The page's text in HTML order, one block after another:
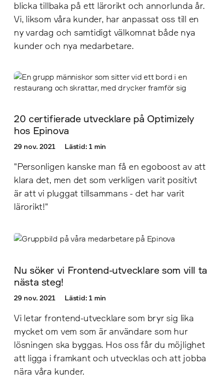
blicka tillbaka på ett lärorikt och annorlunda år.
Vi, liksom våra kunder, har anpassat oss till en
ny vardag och samtidigt välkomnat både nya
kunder och nya medarbetare.
20 certifierade utvecklare på Optimizely
hos Epinova
29 nov. 2021 Lästid: 1 min
"Personligen kanske man få en egoboost av att
klara det, men det som verkligen varit positivt
är att vi pluggat tillsammans - det har varit
lärorikt!"
Nu söker vi Frontend-utvecklare som vill ta
nästa steg!
29 nov. 2021 Lästid: 1 min
Vi letar frontend-utvecklare som bryr sig lika
mycket om vem som är användare som hur
lösningen ska byggas. Hos oss får du möjlighet
att ligga i framkant och utvecklas och att jobba
nära våra kunder.